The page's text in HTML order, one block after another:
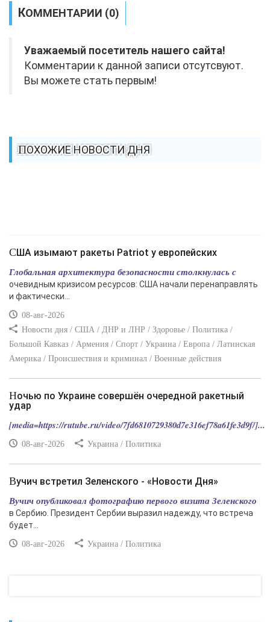
КОММЕНТАРИИ (0)
Уважаемый посетитель нашего сайта!
Комментарии к данной записи отсутсвуют.
Вы можете стать первым!
ПОХОЖИЕ НОВОСТИ ДНЯ
США изымают ракеты Patriot у европейских
Глобальная архитектура безопасности столкнулась с
очевидным кризисом ресурсов: США начали перенаправлять
и фактически...
08-авг-2026
Новости дня / США / ДНР и ЛНР / Здоровье / Политика /
Большой Кавказ / Армения / Спорт / Украина / Европа / Латинская
Америка / Происшествия и криминал / Военные действия
Ночью по Украине совершён очередной ракетный
удар
[media=https://rutube.ru/video/7fd6810729380d7e316ef78a61fe3d9f/]...
08-авг-2026 Украина / Политика
Вучич встретил Зеленского - «Новости Дня»
Вучич опубликовал фотографию первого визита Зеленского
в Сербию. Президент Сербии выразил надежду, что встреча
будет...
08-авг-2026 Украина / Политика